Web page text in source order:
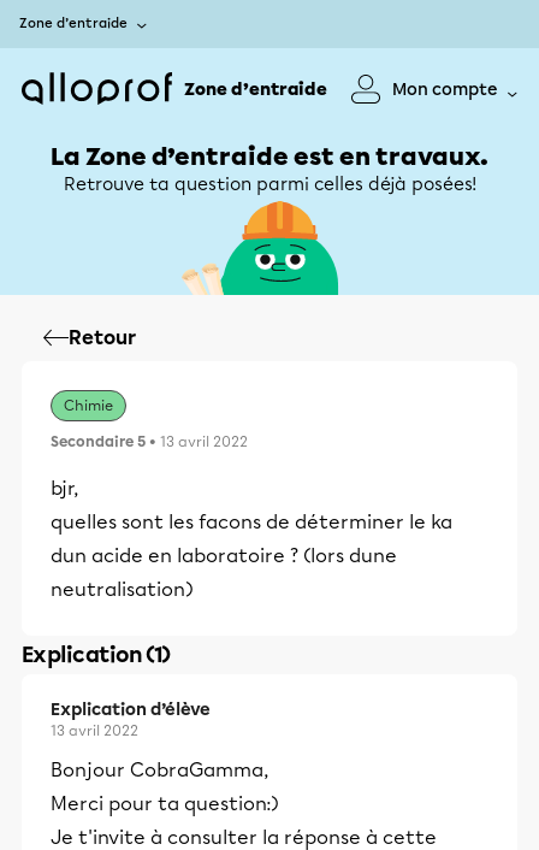
Zone d’entraide
Zone d’entraide Mon compte
La Zone d’entraide est en travaux.
Retrouve ta question parmi celles déjà posées!
Retour
Chimie
Secondaire 5 • 13 avril 2022
bjr,
quelles sont les facons de déterminer le ka
dun acide en laboratoire ? (lors dune
neutralisation)
Explication (1)
Explication d’élève
13 avril 2022
Bonjour CobraGamma,
Merci pour ta question:)
Je t'invite à consulter la réponse à cette